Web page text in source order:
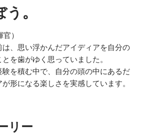
う 。
）
、思い浮かんだアイディアを自分の
を歯がゆく思っていました。
を積む中で、自分の頭の中にあるだ
形になる楽しさを実感しています。
リー